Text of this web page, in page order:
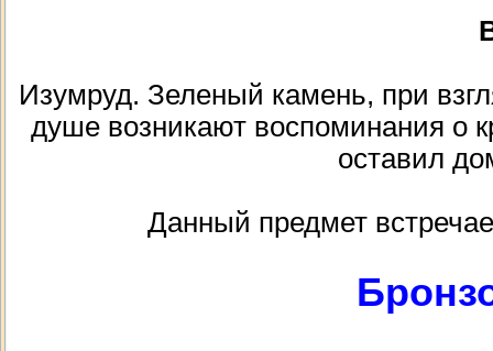
Изумруд. Зеленый камень, при
душе возникают воспоминания о
оставил
Данный предмет